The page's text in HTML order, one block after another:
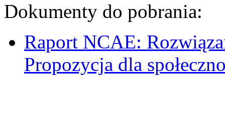
Dokumenty do pobrania:
Raport NCAE:
Propozycja dla